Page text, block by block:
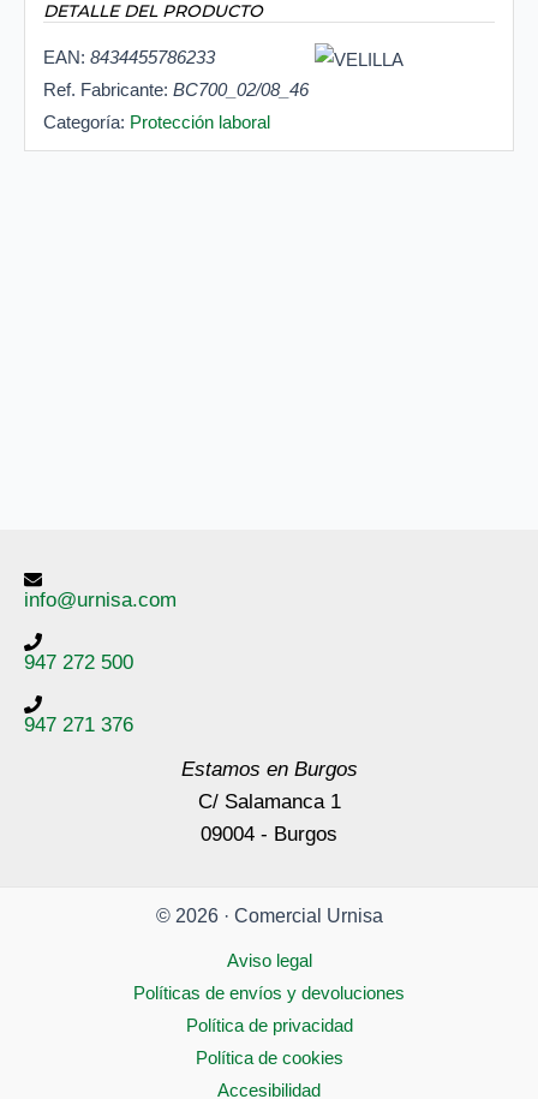
DETALLE DEL PRODUCTO
EAN: 8434455786233
Ref. Fabricante: BC700_02/08_46
Categoría: Protección laboral
info@urnisa.com
947 272 500
947 271 376
Estamos en Burgos
C/ Salamanca 1
09004 - Burgos
© 2026 · Comercial Urnisa
Aviso legal
Políticas de envíos y devoluciones
Política de privacidad
Política de cookies
Accesibilidad